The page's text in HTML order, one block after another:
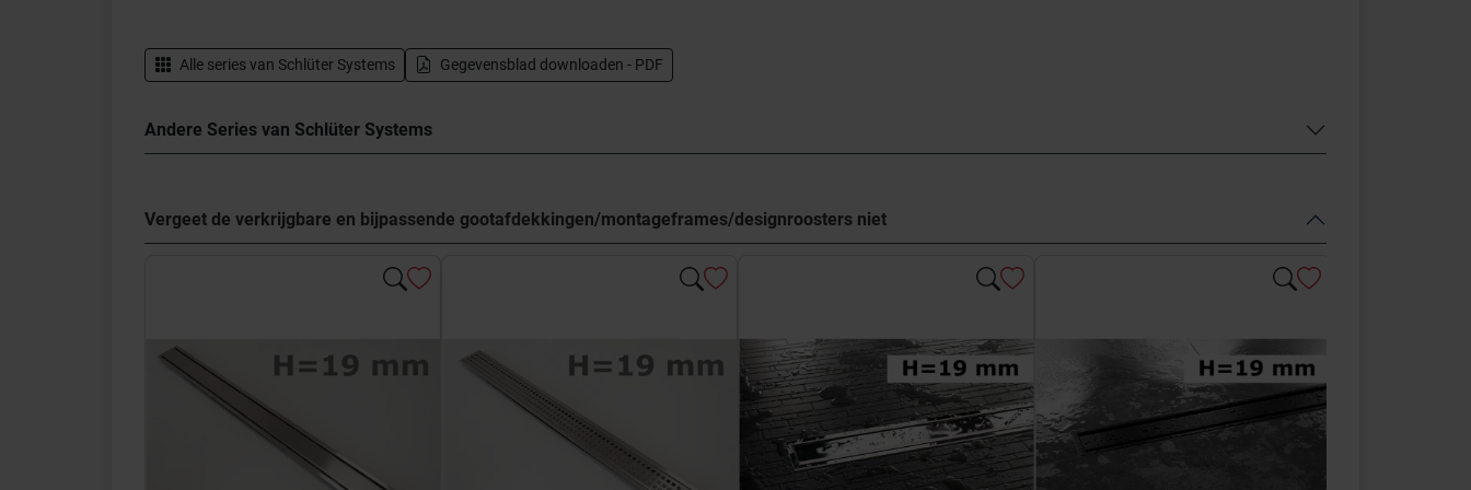
Alle series van Schlüter Systems Gegevensblad downloaden - PDF
Andere Series van Schlüter Systems
Vergeet de verkrijgbare en bijpassende gootafdekkingen/montageframes/designroosters niet